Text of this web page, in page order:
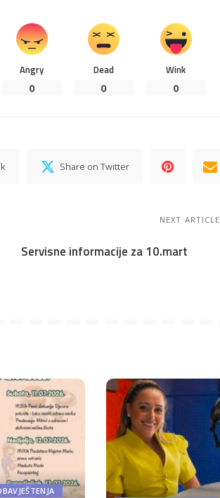
Angry
0
Dead
0
Wink
0
Share on Twitter
NEXT ARTICLE
Servisne informacije za 10.mart